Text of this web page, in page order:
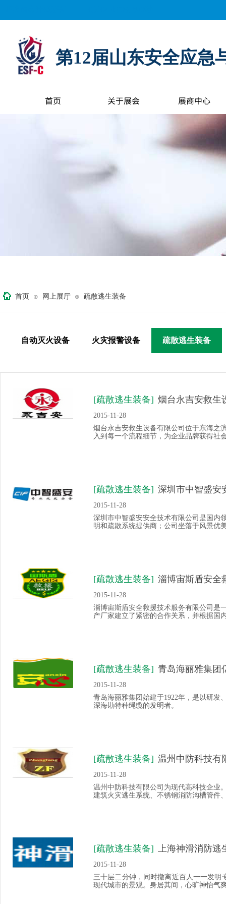
第12届山东安全应急
首页 关于展会 展商中心
首页 ⊙ 网上展厅 ⊙ 疏散逃生装备
自动灭火设备 火灾报警设备 疏散逃生装备
[疏散逃生装备] 烟台永吉安救生
2015-11-28
烟台永吉安救生设备有限公司位于东海之
入到每一个流程细节，为企业品牌获得社
[疏散逃生装备] 深圳市中智盛安
2015-11-28
深圳市中智盛安安全技术有限公司是国内
明和疏散系统提供商；公司坐落于风景优
[疏散逃生装备] 淄博宙斯盾安全
2015-11-28
淄博宙斯盾安全救援技术服务有限公司是
产厂家建立了紧密的合作关系，并根据国
[疏散逃生装备] 青岛海丽雅集团
2015-11-28
青岛海丽雅集团始建于1922年，是以研发
深海勘特种绳缆的发明者。
[疏散逃生装备] 温州中防科技有
2015-11-28
温州中防科技有限公司为现代高科技企业
建筑火灾逃生系统、不锈钢消防沟槽管件
[疏散逃生装备] 上海神滑消防逃
2015-11-28
三十层二分钟，同时撤离近百人一一发明
现代城市的景观。身居其间，心旷神怡气